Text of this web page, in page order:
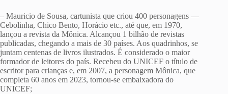
– Mauricio de Sousa, cartunista que criou 400 personagens —
Cebolinha, Chico Bento, Horácio etc., até que, em 1970,
lançou a revista da Mônica. Alcançou 1 bilhão de revistas
publicadas, chegando a mais de 30 países. Aos quadrinhos, se
juntam centenas de livros ilustrados. É considerado o maior
formador de leitores do país. Recebeu do UNICEF o título de
escritor para crianças e, em 2007, a personagem Mônica, que
completa 60 anos em 2023, tornou-se embaixadora do
UNICEF;